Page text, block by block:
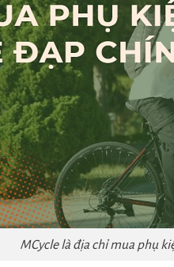
MCycle là địa chỉ mua phụ